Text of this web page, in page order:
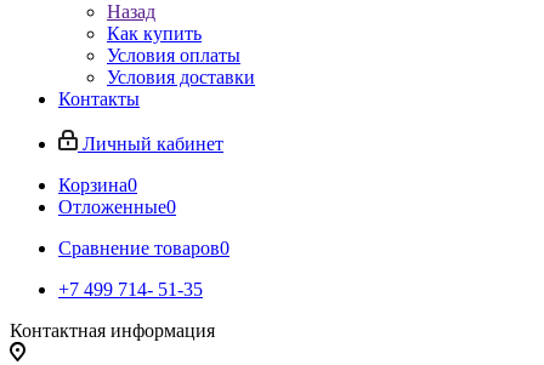
Назад
Как купить
Условия оплаты
Условия доставки
Контакты
Личный кабинет
Корзина0
Отложенные0
Сравнение товаров0
+7 499 714- 51-35
Контактная информация